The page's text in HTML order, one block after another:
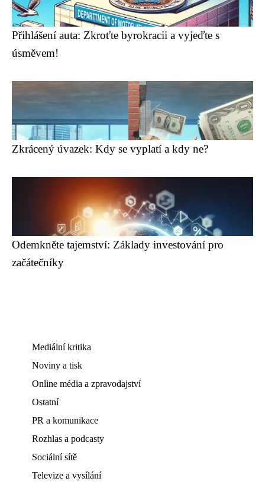
Přihlášení auta: Zkroťte byrokracii a vyjeďte s
úsměvem!
Zkrácený úvazek: Kdy se vyplatí a kdy ne?
Odemkněte tajemství: Základy investování pro
začátečníky
Mediální kritika
Noviny a tisk
Online média a zpravodajství
Ostatní
PR a komunikace
Rozhlas a podcasty
Sociální sítě
Televize a vysílání